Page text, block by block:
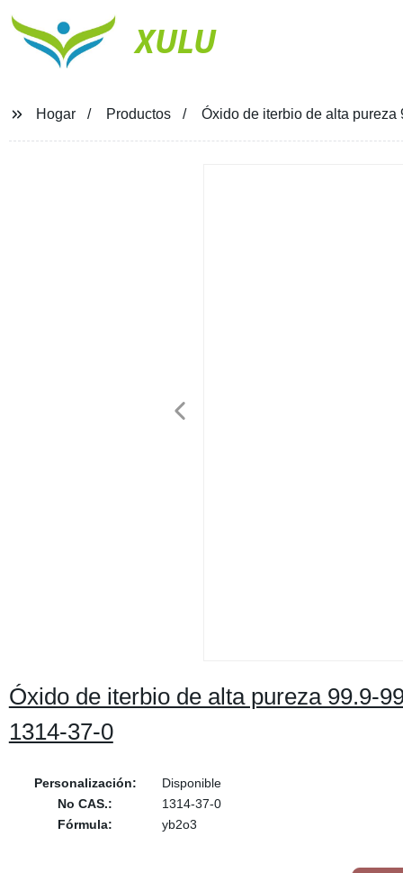
XULU
Hogar Productos Óxido de iterbio de alta
Óxido de iterbio de alta pureza 99.9-
1314-37-0
Personalización:
Disponible
No CAS.:
1314-37-0
Fórmula:
yb2o3